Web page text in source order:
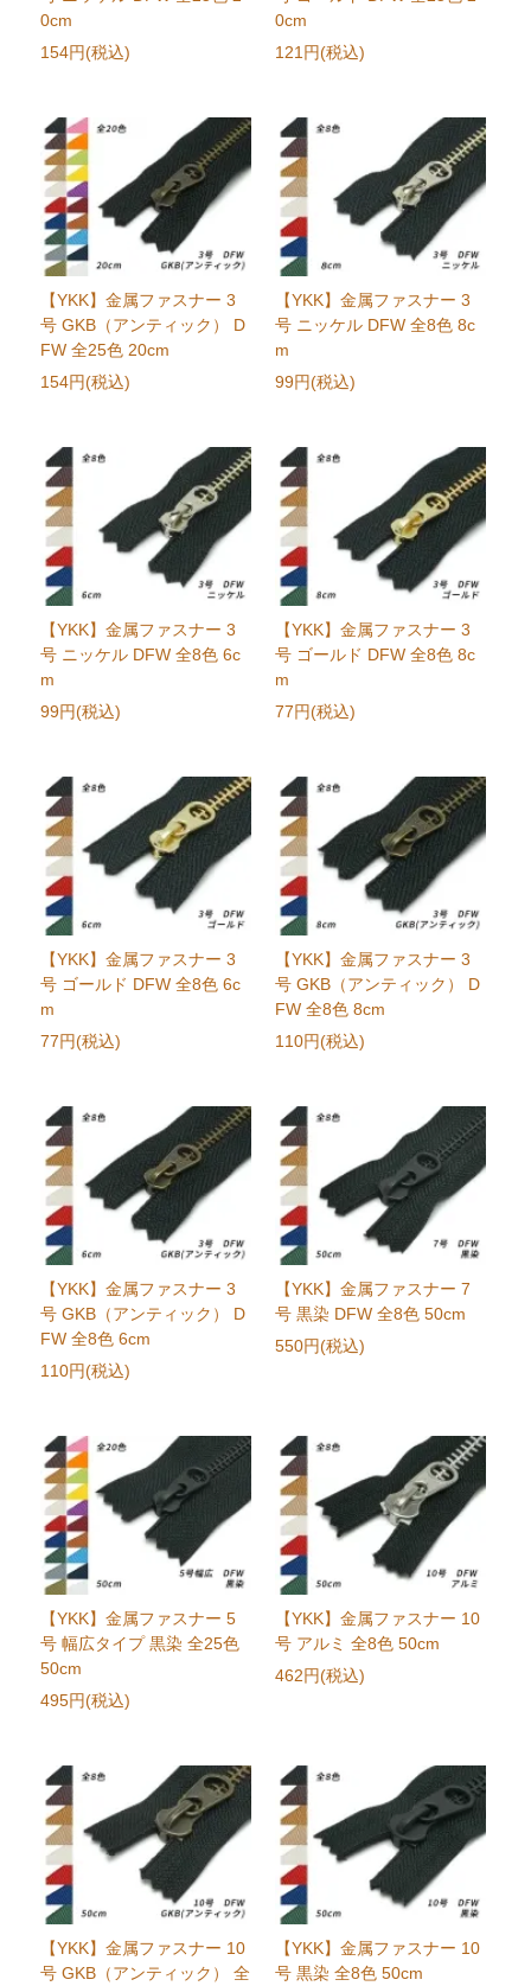
0cm
154円(税込)
0cm
121円(税込)
【YKK】金属ファスナー 3
号 GKB（アンティック） D
FW 全25色 20cm
154円(税込)
【YKK】金属ファスナー 3
号 ニッケル DFW 全8色 8c
m
99円(税込)
【YKK】金属ファスナー 3
号 ニッケル DFW 全8色 6c
m
99円(税込)
【YKK】金属ファスナー 3
号 ゴールド DFW 全8色 8c
m
77円(税込)
【YKK】金属ファスナー 3
号 ゴールド DFW 全8色 6c
m
77円(税込)
【YKK】金属ファスナー 3
号 GKB（アンティック） D
FW 全8色 8cm
110円(税込)
【YKK】金属ファスナー 3
号 GKB（アンティック） D
FW 全8色 6cm
110円(税込)
【YKK】金属ファスナー 7
号 黒染 DFW 全8色 50cm
550円(税込)
【YKK】金属ファスナー 5
号 幅広タイプ 黒染 全25色
50cm
495円(税込)
【YKK】金属ファスナー 10
号 アルミ 全8色 50cm
462円(税込)
【YKK】金属ファスナー 10
号 GKB（アンティック） 全
【YKK】金属ファスナー 10
号 黒染 全8色 50cm